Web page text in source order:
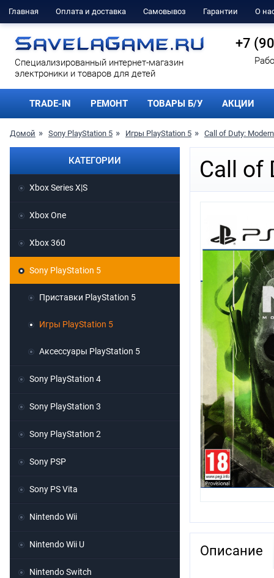
Главная Оплата и доставка Самовывоз Гарантии О
Cпециализированный интернет-магазин
электроники и товаров для детей
+7
TRADE-IN РЕМОНТ ТОВАРЫ Б/У АКЦИИ
Домой Sony PlayStation 5 Игры PlayStation 5 Call of Duty:
Call of
Описание
КАТЕГОРИИ
Xbox Series X|S
Xbox One
Xbox 360
Sony PlayStation 5
Приставки PlayStation 5
Игры PlayStation 5
Аксессуары PlayStation 5
Sony PlayStation 4
Sony PlayStation 3
Sony PlayStation 2
Sony PSP
Sony PS Vita
Nintendo Wii
Nintendo Wii U
Nintendo Switch